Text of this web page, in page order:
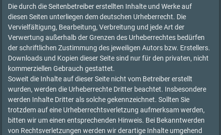
Die durch die Seitenbetreiber erstellten Inhalte und Werke auf
diesen Seiten unterliegen dem deutschen Urheberrecht. Die
Vervielfältigung, Bearbeitung, Verbreitung und jede Art der
Verwertung außerhalb der Grenzen des Urheberrechtes bedürfen
der schriftlichen Zustimmung des jeweiligen Autors bzw. Erstellers.
Downloads und Kopien dieser Seite sind nur für den privaten, nicht
kommerziellen Gebrauch gestattet.
Soweit die Inhalte auf dieser Seite nicht vom Betreiber erstellt
wurden, werden die Urheberrechte Dritter beachtet. Insbesondere
werden Inhalte Dritter als solche gekennzeichnet. Sollten Sie
trotzdem auf eine Urheberrechtsverletzung aufmerksam werden,
bitten wir um einen entsprechenden Hinweis. Bei Bekanntwerden
von Rechtsverletzungen werden wir derartige Inhalte umgehend